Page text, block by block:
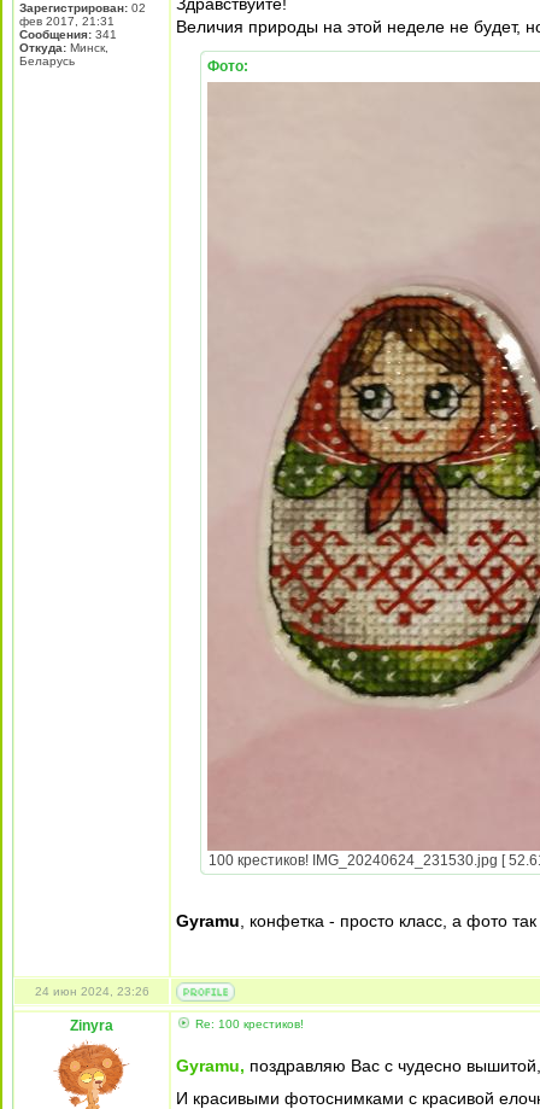
Зарегистрирован: 02
фев 2017, 21:31
Сообщения: 341
Откуда: Минск,
Беларусь
Величия природы на этой неделе не будет,
Фото:
100 крестиков! IMG_20240624_231530.jpg [
Gyramu , конфетка - просто класс, а фото
24 июн 2024, 23:26
Zinyra Re: 100 крестиков!
Gyramu, поздравляю Вас с чудесно
И красивыми фотоснимками с красивой